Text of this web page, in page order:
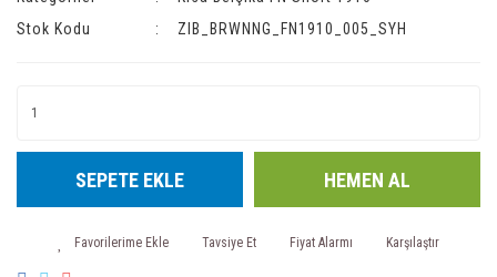
Stok Kodu
ZIB_BRWNNG_FN1910_005_SYH
SEPETE EKLE HEMEN AL
Tavsiye Et Fiyat Alarmı Karşılaştır